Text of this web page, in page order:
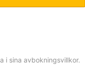
i sina avbokningsvillkor.